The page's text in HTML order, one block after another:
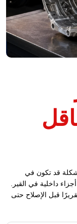
قد تكون في
داخلية في القير.
قبل الإصلاح حتى